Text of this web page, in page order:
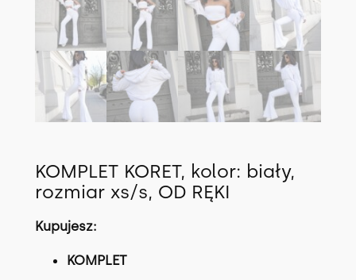
KOMPLET KORET, kolor: biały,
rozmiar xs/s, OD RĘKI
Kupujesz:
KOMPLET